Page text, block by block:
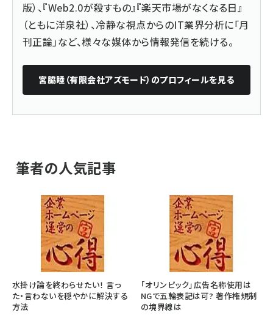
版）、『Web2.0が殺すもの』『楽天市場がなくなる日』
（ともに洋泉社）、冷静な視点からのIT業界分析に「月
刊正論」など、様々な媒体から情報発信を続ける。
宮脇睦（有限会社アズモード） のプロフィールを見る
筆者の人気記事
水掛け論を終わらせたい！ 言っ
た・言わないを穏やかに解決する
方法
「オリンピック」広告名称使用は
NGで五輪表記は可? 著作権規制
の境界線は